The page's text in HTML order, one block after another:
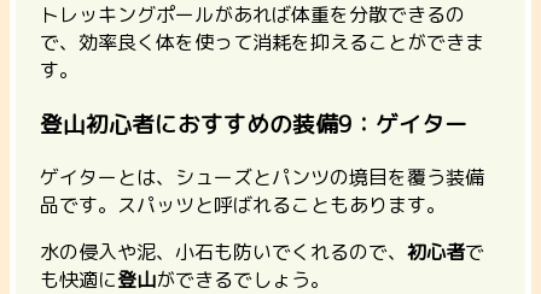
トレッキングポールがあれば体重を分散できるの
で、効率良く体を使って消耗を抑えることができま
す。
登山初心者におすすめの装備9：ゲイター
ゲイターとは、シューズとパンツの境目を覆う装備
品です。スパッツと呼ばれることもあります。
水の侵入や泥、小石も防いでくれるので、 初心者で
も快適に登山ができるでしょう。